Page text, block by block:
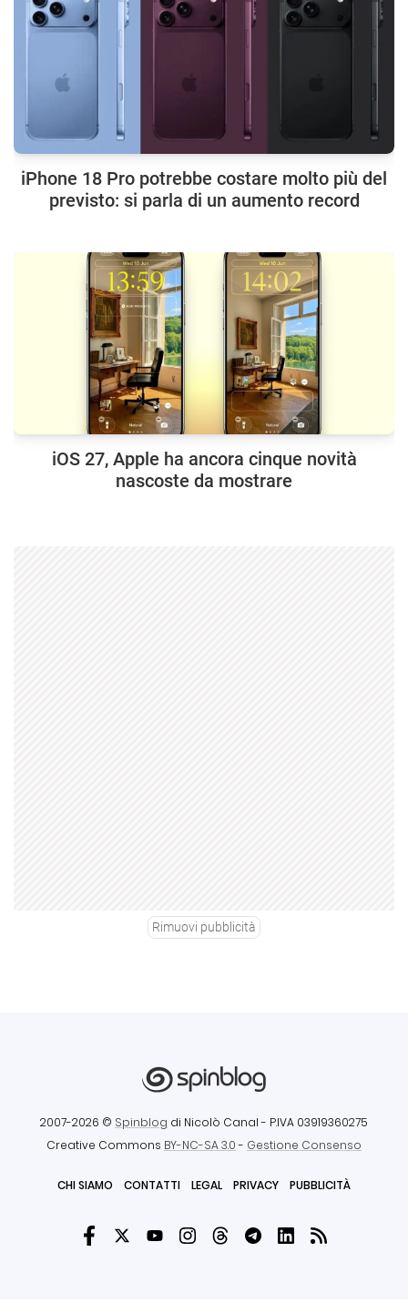
iPhone 18 Pro potrebbe costare molto più del
previsto: si parla di un aumento record
iOS 27, Apple ha ancora cinque novità
nascoste da mostrare
Rimuovi pubblicità
2007-2026 © Spinblog di Nicolò Canal - P.IVA 03919360275
Creative Commons BY-NC-SA 3.0- Gestione Consenso
CHI SIAMO CONTATTI LEGAL PRIVACY PUBBLICITÀ